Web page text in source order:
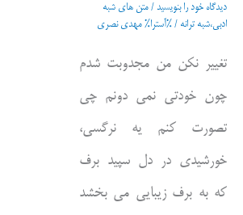
دیدگاه‌ خود را بنویسید / متن های شبه
ادبی،شبه ترانه / %آسترا% مهدی نصری
تغییر نکن من مجدوبت شدم
چون خودتی نمی دونم چی
تصورت کنم یه نرگسی،
خورشیدی در دل سپید برف
که به برف زیبایی می بخشد